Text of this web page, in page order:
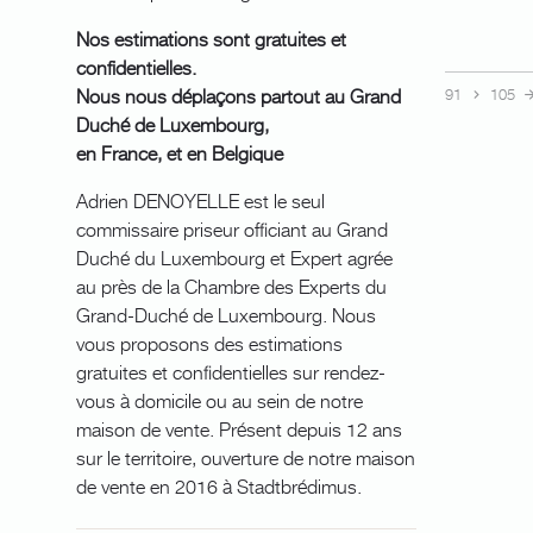
Nos estimations sont gratuites et
confidentielles.
Nous nous déplaçons partout au Grand
Duché de Luxembourg,
en France, et en Belgique
Adrien DENOYELLE est le seul
commissaire priseur officiant au Grand
Duché du Luxembourg et Expert agrée
au près de la Chambre des Experts du
Grand-Duché de Luxembourg. Nous
vous proposons des estimations
gratuites et confidentielles sur rendez-
vous à domicile ou au sein de notre
maison de vente. Présent depuis 12 ans
sur le territoire, ouverture de notre maison
de vente en 2016 à Stadtbrédimus.
91 105